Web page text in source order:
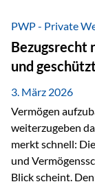
Privatdepot
der
Zinsen,
besteuert.
PWP - Private
Bezugsrecht
und
3. März 2026
Vermögen
weiterzugeben
merkt schnell:
und
Blick scheint.